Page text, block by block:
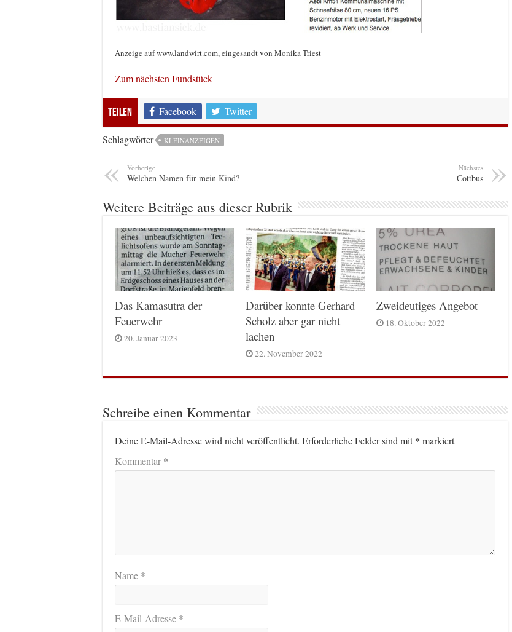
Anzeige auf www.landwirt.com, eingesandt von Monika Triest
Zum nächsten Fundstück
Teilen Facebook Twitter
Schlagwörter KLEINANZEIGEN
Vorherige
Welchen Namen für mein Kind?
Nächstes
Cottbus
Weitere Beiträge aus dieser Rubrik
Das Kamasutra der
Feuerwehr
20. Januar 2023
Darüber konnte Gerhard
Scholz aber gar nicht
lachen
22. November 2022
Zweideutiges Angebot
18. Oktober 2022
Schreibe einen Kommentar
Deine E-Mail-Adresse wird nicht veröffentlicht. Erforderliche Felder sind mit* markiert
Kommentar*
Name *
E-Mail-Adresse *